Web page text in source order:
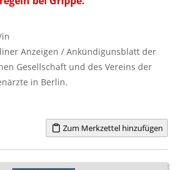
in
Anzeigen / Ankündigunsblatt der
Gesellschaft und des Vereins der
in Berlin.
Zum Merkzettel hinzufügen